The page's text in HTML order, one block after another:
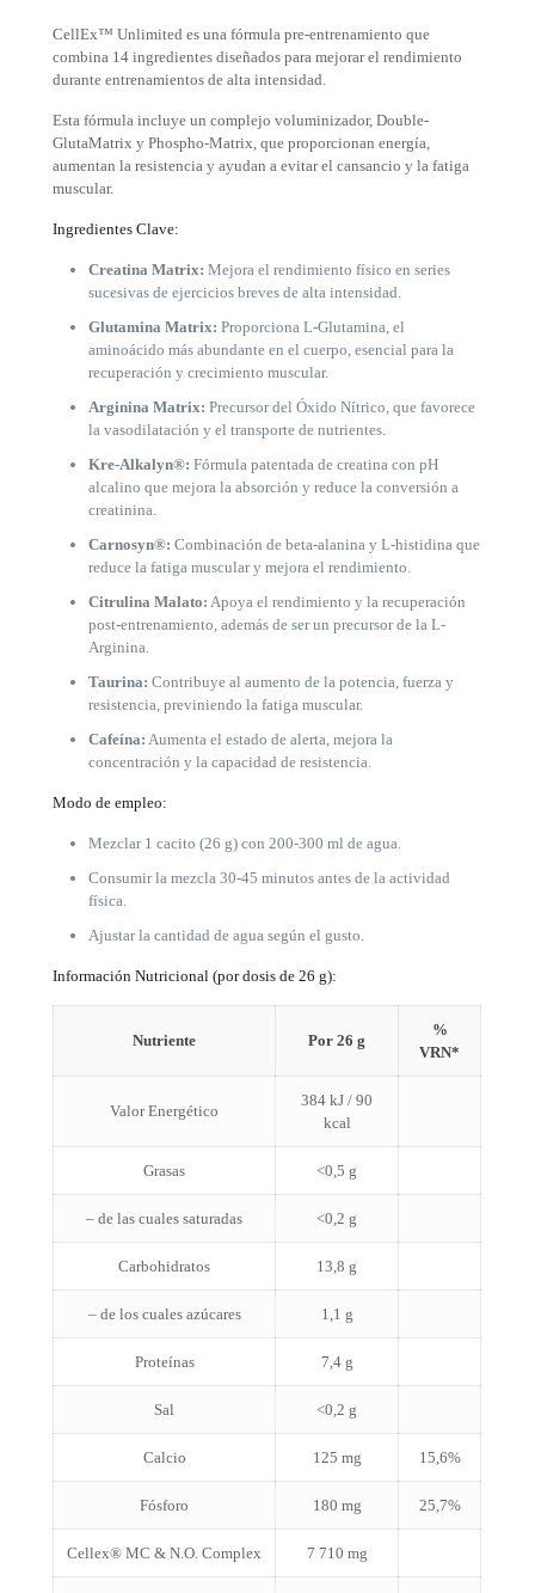
CellEx™ Unlimited es una fórmula pre-entrenamiento que
combina 14 ingredientes diseñados para mejorar el rendimiento
durante entrenamientos de alta intensidad.
Esta fórmula incluye un complejo voluminizador, Double-
GlutaMatrix y Phospho-Matrix, que proporcionan energía,
aumentan la resistencia y ayudan a evitar el cansancio y la fatiga
muscular.
Ingredientes Clave:
Creatina Matrix: Mejora el rendimiento físico en series
sucesivas de ejercicios breves de alta intensidad.
Glutamina Matrix: Proporciona L-Glutamina, el
aminoácido más abundante en el cuerpo, esencial para la
recuperación y crecimiento muscular.
Arginina Matrix: Precursor del Óxido Nítrico, que favorece
la vasodilatación y el transporte de nutrientes.
Kre-Alkalyn®: Fórmula patentada de creatina con pH
alcalino que mejora la absorción y reduce la conversión a
creatinina.
Carnosyn®: Combinación de beta-alanina y L-histidina que
reduce la fatiga muscular y mejora el rendimiento.
Citrulina Malato: Apoya el rendimiento y la recuperación
post-entrenamiento, además de ser un precursor de la L-
Arginina.
Taurina: Contribuye al aumento de la potencia, fuerza y
resistencia, previniendo la fatiga muscular.
Cafeína: Aumenta el estado de alerta, mejora la
concentración y la capacidad de resistencia.
Modo de empleo:
Mezclar 1 cacito (26 g) con 200-300 ml de agua.
Consumir la mezcla 30-45 minutos antes de la actividad
física.
Ajustar la cantidad de agua según el gusto.
Información Nutricional (por dosis de 26 g):
Nutriente Por 26 g
%
VRN*
Valor Energético
384 kJ / 90
kcal
Grasas <0,5 g
– de las cuales saturadas <0,2 g
Carbohidratos 13,8 g
– de los cuales azúcares 1,1 g
Proteínas 7,4 g
Sal <0,2 g
Calcio 125 mg 15,6%
Fósforo 180 mg 25,7%
Cellex® MC & N.O. Complex 7 710 mg